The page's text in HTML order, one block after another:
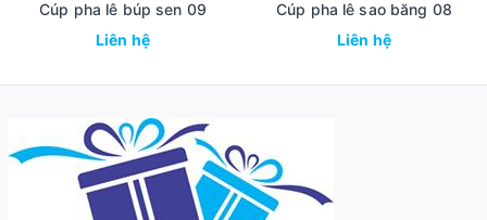
Cúp pha lê búp sen 09
Liên hệ
Cúp pha lê sao băng 08
Liên hệ